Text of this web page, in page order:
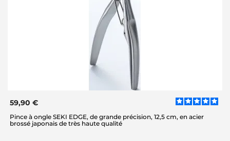
59,90 €
Pince à ongle SEKI EDGE, de grande précision, 12,5 cm, en acier
brossé japonais de très haute qualité